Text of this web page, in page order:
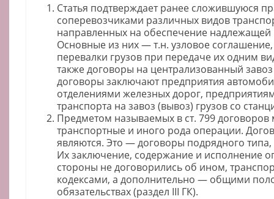
Статья подтверждает ранее сложившуюся
соперевозчиками различных видов
направленных на обеспечение надлежащей
Основные из них — т.н. узловое
перевалки грузов при передаче их одним
также договоры на централизованный
договоры заключают предприятия
отделениями железных дорог,
транспорта на завоз (вывоз) грузов со
Предметом называемых в ст. 799 договоров
транспортные и иного рода операции.
являются. Это — договоры подрядного
Их заключение, содержание и исполнение
стороны не договорились об ином,
кодексами, а дополнительно — общими
обязательствах (раздел III ГК).